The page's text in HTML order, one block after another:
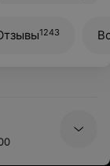
вены,
то
1243